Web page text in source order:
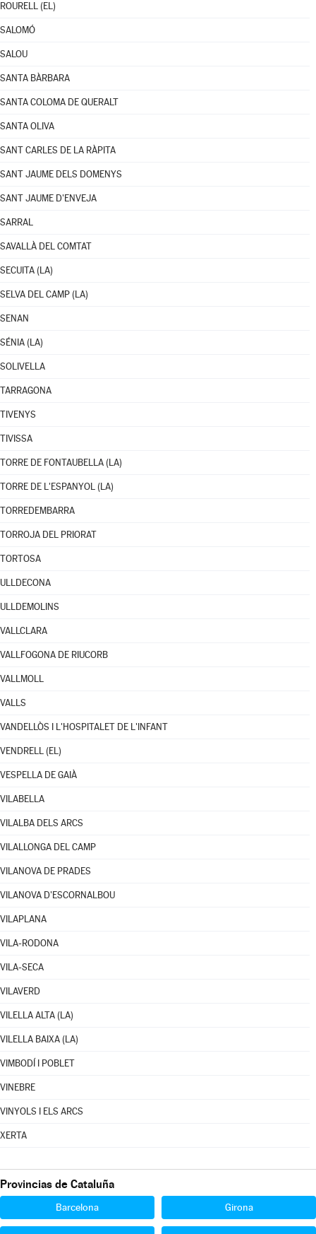
ROURELL (EL)
SALOMÓ
SALOU
SANTA BÀRBARA
SANTA COLOMA DE QUERALT
SANTA OLIVA
SANT CARLES DE LA RÀPITA
SANT JAUME DELS DOMENYS
SANT JAUME D'ENVEJA
SARRAL
SAVALLÀ DEL COMTAT
SECUITA (LA)
SELVA DEL CAMP (LA)
SENAN
SÉNIA (LA)
SOLIVELLA
TARRAGONA
TIVENYS
TIVISSA
TORRE DE FONTAUBELLA (LA)
TORRE DE L'ESPANYOL (LA)
TORREDEMBARRA
TORROJA DEL PRIORAT
TORTOSA
ULLDECONA
ULLDEMOLINS
VALLCLARA
VALLFOGONA DE RIUCORB
VALLMOLL
VALLS
VANDELLÒS I L'HOSPITALET DE L'INFANT
VENDRELL (EL)
VESPELLA DE GAIÀ
VILABELLA
VILALBA DELS ARCS
VILALLONGA DEL CAMP
VILANOVA DE PRADES
VILANOVA D'ESCORNALBOU
VILAPLANA
VILA-RODONA
VILA-SECA
VILAVERD
VILELLA ALTA (LA)
VILELLA BAIXA (LA)
VIMBODÍ I POBLET
VINEBRE
VINYOLS I ELS ARCS
XERTA
Provincias de Cataluña
Barcelona Girona